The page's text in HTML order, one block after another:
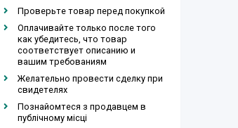
Проверьте товар перед покупкой
Оплачивайте только после того
как убедитесь, что товар
соответствует описанию и
вашим требованиям
Желательно провести сделку при
свидетелях
Познайомтеся з продавцем в
публічному місці